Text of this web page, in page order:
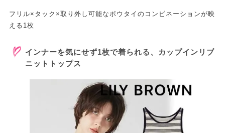
フリル×タック×取り外し可能なボウタイのコンビネーションが映
える1枚
インナーを気にせず1枚で着られる、カップインリブ
ニットトップス